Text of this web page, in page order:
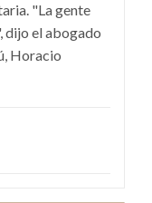
"La gente
dijo el abogado
Horacio